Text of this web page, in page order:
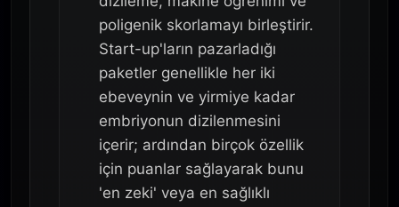
poligenik skorlamayı birleştirir.
Start-up'ların pazarladığı
paketler genellikle her iki
ebeveynin ve yirmiye kadar
embriyonun dizilenmesini
içerir; ardından birçok özellik
için puanlar sağlayarak bunu
'en zeki' veya en sağlıklı